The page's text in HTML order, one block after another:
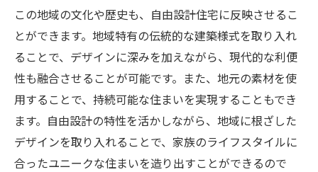
環境に優しい住まいの設計アイデア
高気密住宅で実現するエコライフスタイル
岐阜県中津川市が提供する自由設計の可能性
中津川市の地域特性を活かす自由設計の魅
力
自由設計がもたらす新しいライフスタイル
地域文化と自由設計の融合による価値創造
この地域の文化や歴史も、自由設計住宅に反映させるこ
とができます。地域特有の伝統的な建築様式を取り入れ
ることで、デザインに深みを加えながら、現代的な利便
性も融合させることが可能です。また、地元の素材を使
用することで、持続可能な住まいを実現することもでき
ます。自由設計の特性を活かしながら、地域に根ざした
デザインを取り入れることで、家族のライフスタイルに
合ったユニークな住まいを造り出すことができるので